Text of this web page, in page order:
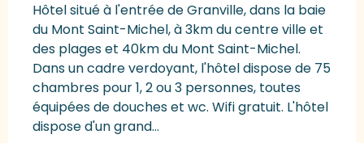
Hôtel situé à l'entrée de Granville, dans la baie
du Mont Saint-Michel, à 3km du centre ville et
des plages et 40km du Mont Saint-Michel.
Dans un cadre verdoyant, l'hôtel dispose de 75
chambres pour 1, 2 ou 3 personnes, toutes
équipées de douches et wc. Wifi gratuit. L'hôtel
dispose d'un grand...